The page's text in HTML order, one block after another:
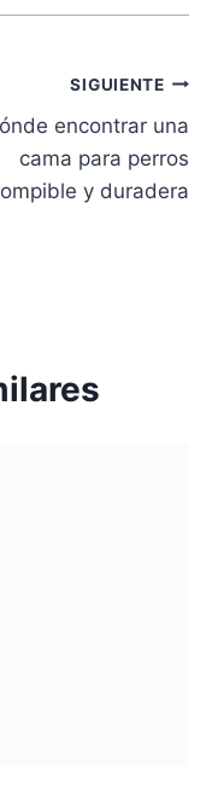
SIGUIENTE
encontrar una
cama para perros
y duradera